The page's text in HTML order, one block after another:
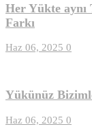
Her Yükte
Farkı
Haz 06, 2025 0
Yükünüz
Haz 06, 2025 0